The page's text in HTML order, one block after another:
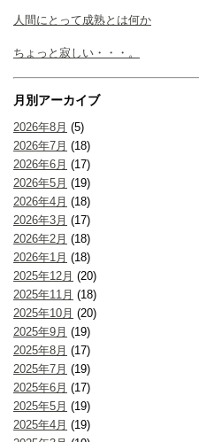
人間にとって成熟とは何か
ちょっと寂しい・・・。
月別アーカイブ
2026年8月 (5)
2026年7月 (18)
2026年6月 (17)
2026年5月 (19)
2026年4月 (18)
2026年3月 (17)
2026年2月 (18)
2026年1月 (18)
2025年12月 (20)
2025年11月 (18)
2025年10月 (20)
2025年9月 (19)
2025年8月 (17)
2025年7月 (19)
2025年6月 (17)
2025年5月 (19)
2025年4月 (19)